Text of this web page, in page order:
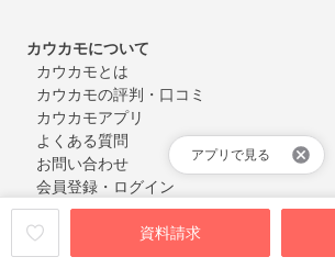
資料請求
アプリで見る
カウカモについて
カウカモとは
カウカモの評判・口コミ
カウカモアプリ
よくある質問
お問い合わせ
会員登録・ログイン